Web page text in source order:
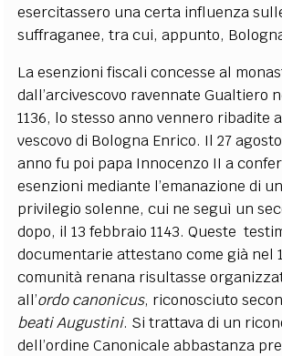
esercitassero una certa influenza
suffraganee, tra cui, appunto,
La esenzioni fiscali concesse al
dall’arcivescovo ravennate Gualtiero
1136, lo stesso anno vennero ribadite
vescovo di Bologna Enrico. Il 27
anno fu poi papa Innocenzo II a
esenzioni mediante l’emanazione di
privilegio solenne, cui ne seguì un
dopo, il 13 febbraio 1143. Queste
documentarie attestano come già nel
comunità renana risultasse
all’ordo canonicus, riconosciuto
beati Augustini. Si trattava di un
dell’ordine Canonicale abbastanza